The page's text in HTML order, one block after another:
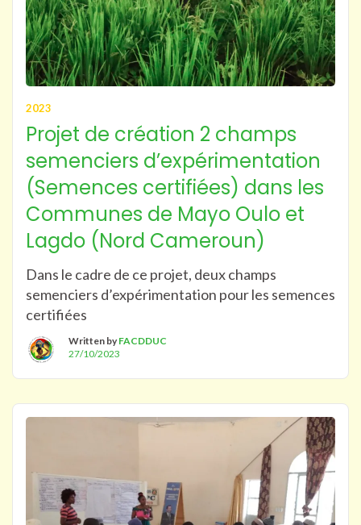
2023
Projet de création 2 champs
semenciers d’expérimentation
(Semences certifiées) dans les
Communes de Mayo Oulo et
Lagdo (Nord Cameroun)
Dans le cadre de ce projet, deux champs
semenciers d’expérimentation pour les semences
certifiées
Written by FACDDUC
27/10/2023